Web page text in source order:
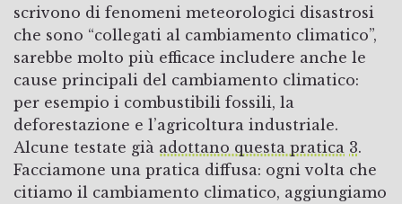
scrivono di fenomeni meteorologici disastrosi
che sono “collegati al cambiamento climatico”,
sarebbe molto più efficace includere anche le
cause principali del cambiamento climatico:
per esempio i combustibili fossili, la
deforestazione e l’agricoltura industriale.
Alcune testate già adottano questa pratica 3.
Facciamone una pratica diffusa: ogni volta che
citiamo il cambiamento climatico, aggiungiamo